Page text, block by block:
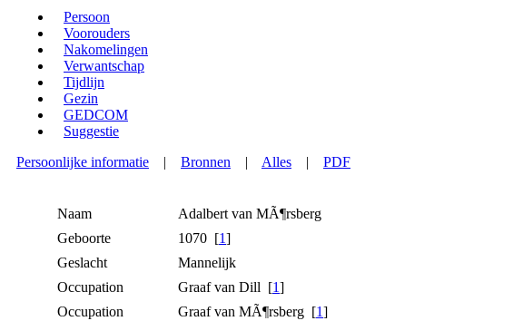
Persoon
Voorouders
Nakomelingen
Verwantschap
Tijdlijn
Gezin
GEDCOM
Suggestie
Persoonlijke informatie | Bronnen | Alles | PDF
Naam Adalbert van MÃ¶rsberg
Geboorte
1070 [1]
Geslacht
Mannelijk
Occupation
Graaf van Dill [1]
Occupation
Graaf van MÃ¶rsberg [1]